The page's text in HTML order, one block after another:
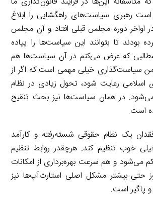
رهبری سیاست‌های راهگشایی را ابلاغ
در اواخر دوره مجلس قبلی افتاد و آن مجلس
بودند تا بتوانند این سیاست‌ها را پیاده
مطالبی که عرض می‌کنم در آن سیاست‌ها هم
سیاست‌گذاری خیلی مهمی است که اگر از
رعایت شود، تحول زیادی در نظام
می‌شود. در همان سیاست‌ها نیز بحث تنقیح
است.
یک نظام حقوقی شسته‌رفته و کارآمد
خوب تنظیم کند. هرچقدر روابط تنظیم
می‌شود و هم سرعت بهره‌برداری از امکانات
حتی بیشتر مشکل اصلی استارت‌آپ‌ها نیز
پاگیر است.